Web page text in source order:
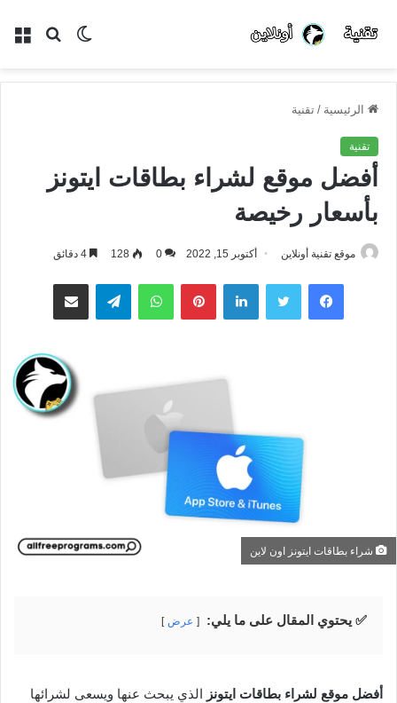
بحث الوضع
الرئيسية / تقنية
تقنية
أفضل موقع لشراء بطاقات ايتونز
بأسعار رخيصة
موقع تقنية أونلاين أكتوبر 15, 2022 0
128
فيسبوك تويتر لينكدإن بينتيريستواتساب تيلقرام مشاركة عبر البريد
شراء بطاقات ايتونز اون لاين
✅ يحتوي المقال على ما يلي: عرض
أفضل موقع لشراء بطاقات ايتونز الذي يبحث عنها ويسعى لشرائها